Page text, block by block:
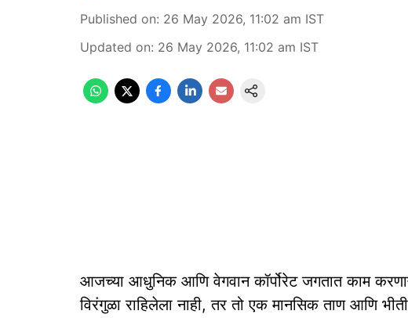
Published on: 26 May 2026, 11:02 am IST
Updated on: 26 May 2026, 11:02 am IST
आजच्या आधुनिक आणि वेगवान कॉर्पोरेट जगतात काम
विरंगुळा राहिलेला नाही, तर तो एक मानसिक ताण आणि